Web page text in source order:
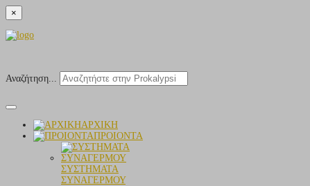
×
Αναζήτηση...
ΑΡΧΙΚΗ
ΠΡΟΙΟΝΤΑ
ΣΥΣΤΗΜΑΤΑ
ΣΥΝΑΓΕΡΜΟΥ